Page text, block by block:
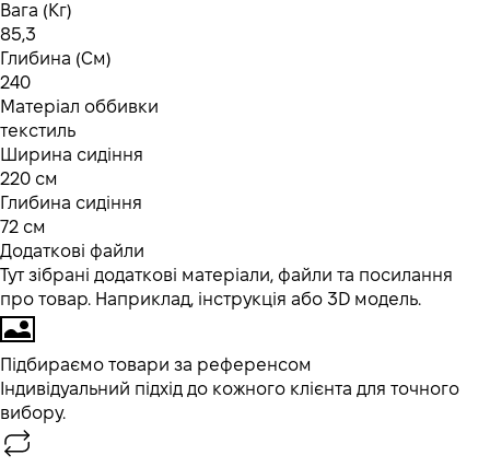
Вага (Кг)
85,3
Глибина (См)
240
Матеріал оббивки
текстиль
Ширина сидіння
220 см
Глибина сидіння
72 см
Додаткові файли
Тут зібрані додаткові матеріали, файли та посилання
про товар. Наприклад, інструкція або 3D модель.
Підбираємо товари за референсом
Індивідуальний підхід до кожного клієнта для точного
вибору.